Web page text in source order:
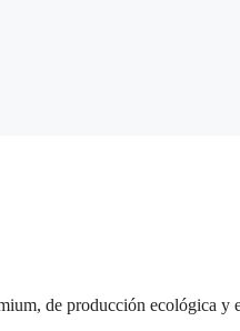
de producción ecológica y